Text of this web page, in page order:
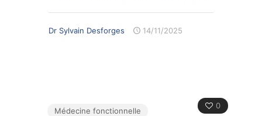
Dr Sylvain Desforges 14/11/2025
0
Médecine fonctionnelle